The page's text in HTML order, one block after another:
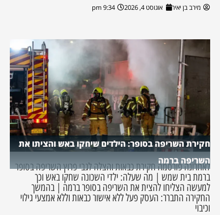
מירב בן יאיר אוגוסט 4, 2026 9:34 pm
חקירת השריפה בסופר: הילדים שיחקו באש והציתו את
השריפה ברמה
לאחרונה פורסמה חקירת כבאות והצלה לגבי פרוץ השריפה בסופר
ברמת בית שמש | מה שעלה: ילדי השכונה שחקו באש וכך
למעשה הצליחו להצית את השריפה בסופר ברמה | בהמשך
החקירה התברר: העסק פעל ללא אישור כבאות וללא אמצעי גילוי
וכיבוי